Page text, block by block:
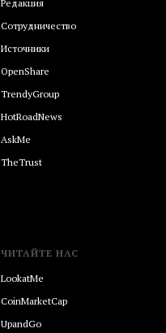
Редакция
Сотрудничество
Источники
OpenShare
TrendyGroup
HotRoadNews
AskMe
TheTrust
ЧИТАЙТЕ НАС
LookatMe
CoinMarketCap
UpandGo